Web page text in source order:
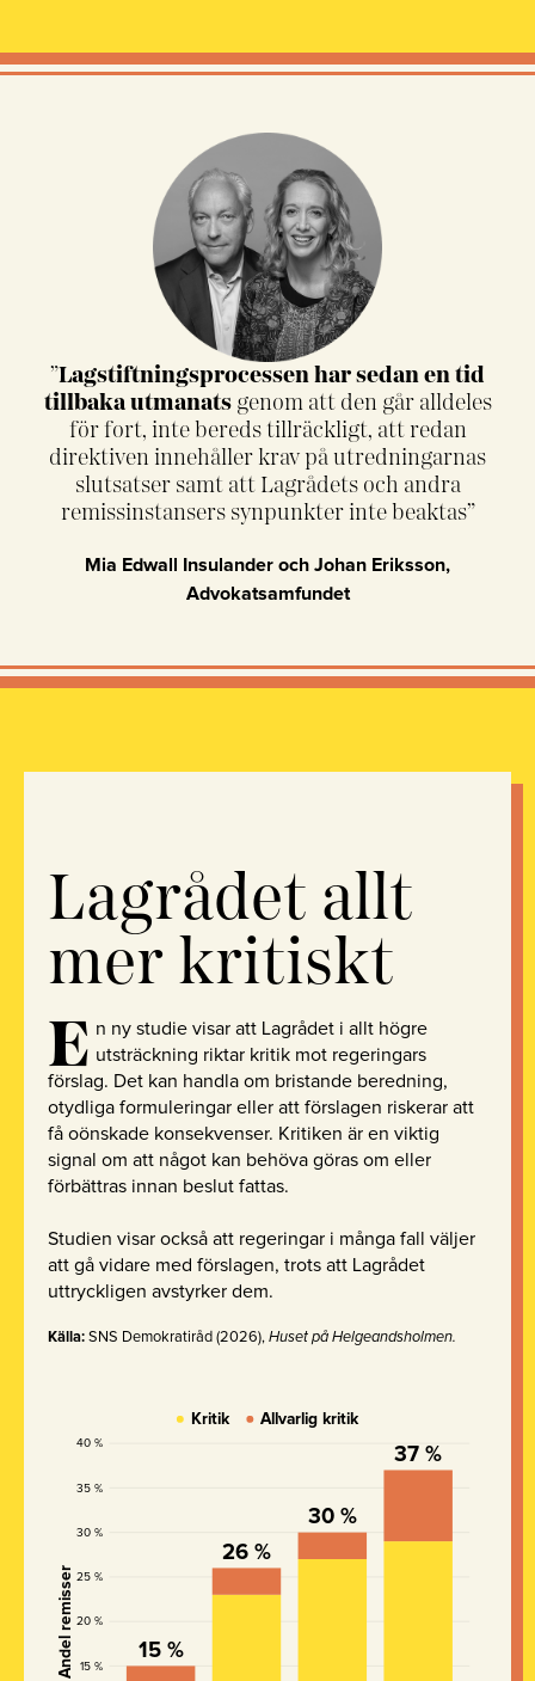
”Lagstiftningsprocessenhar sedan en tid
tillbaka utmanatsgenom att den går alldeles
för fort, inte bereds tillräckligt, att redan
direktiven innehåller krav på utredningarnas
slutsatser samt att Lagrådets och andra
remissinstansers synpunkter inte beaktas”
Mia Edwall Insulander och Johan Eriksson,
Advokatsamfundet
Lagrådet allt
mer kritiskt
E n ny studie visar att Lagrådet i allt högre
utsträckning riktar kritik mot regeringars
förslag. Det kan handla om bristande beredning,
otydliga formuleringar eller att förslagen riskerar att
få oönskade konsekvenser. Kritiken är en viktig
signal om att något kan behöva göras om eller
förbättras innan beslut fattas.
Studien visar också att regeringar i många fall väljer
att gå vidare med förslagen, trots att Lagrådet
uttryckligen avstyrker dem.
Källa: SNS Demokratiråd (2026), Huset på Helgeandsholmen.
Andel remisser 15 %
20 %
25 %
30 %
35 %
40 %
15 %
26 %
30 %
37 %
Kritik Allvarlig kritik